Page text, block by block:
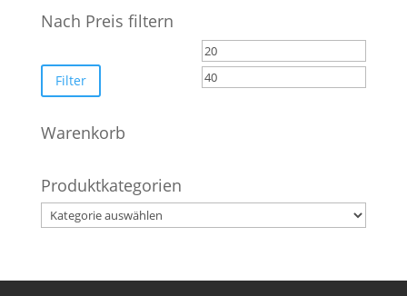
Nach Preis filtern
Min.
Preis
Filter
Warenkorb
Produktkategorien